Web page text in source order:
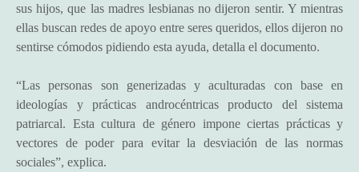
sus hijos, que las madres lesbianas no dijeron sentir. Y mientras
ellas buscan redes de apoyo entre seres queridos, ellos dijeron no
sentirse cómodos pidiendo esta ayuda, detalla el documento.
“Las personas son generizadas y aculturadas con base en
ideologías y prácticas androcéntricas producto del sistema
patriarcal. Esta cultura de género impone ciertas prácticas y
vectores de poder para evitar la desviación de las normas
sociales”, explica.